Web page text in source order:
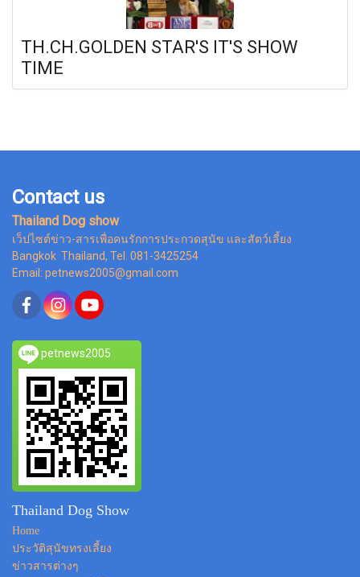
TH.CH.GOLDEN STAR'S IT'S SHOW
TIME
Contact us
Thailand Dog show
เว็ปไซต์ข่าว-สารเพื่อคนรักการประกวดสุนัข และสัตว์เลี้ยง
Bangkok Thailand, Tel. 081-3425254
Email: petnews2005@gmail.com
petnews2005
Thailand Dog Show
Home
ประวัติสุนัขทรงเลี้ยง
ข่าวสารต่างๆ